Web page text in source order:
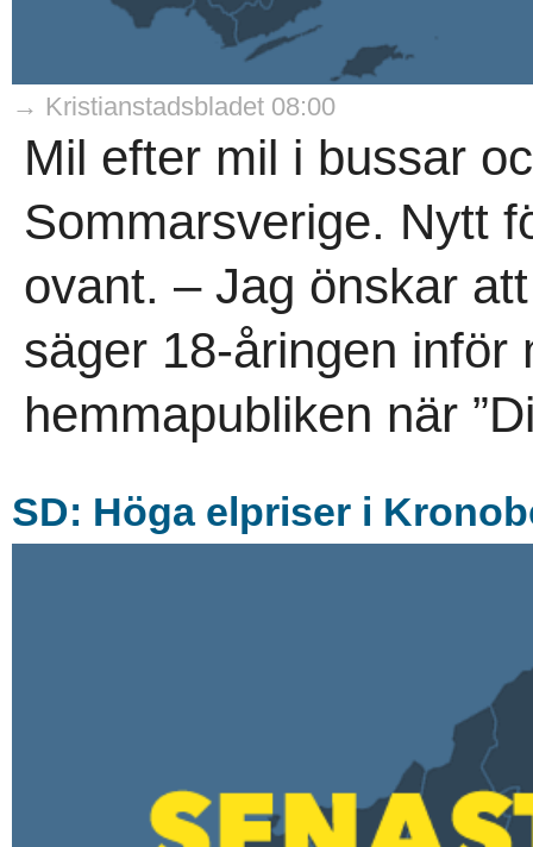
→ Kristianstadsbladet 08:00
Mil efter mil i bussar
Sommarsverige. Nytt
ovant. – Jag önskar
säger 18-åringen inför
hemmapubliken när
SD: Höga elpriser i